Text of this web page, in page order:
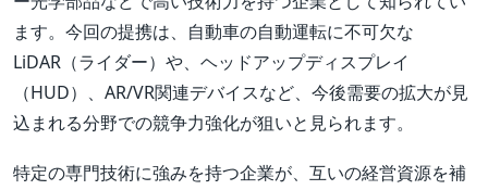
ます。今回の提携は、自動車の自動運転に不可欠な
LiDAR（ライダー）や、ヘッドアップディスプレイ
（HUD）、AR/VR関連デバイスなど、今後需要の拡大が見
込まれる分野での競争力強化が狙いと見られます。
特定の専門技術に強みを持つ企業が、互いの経営資源を補